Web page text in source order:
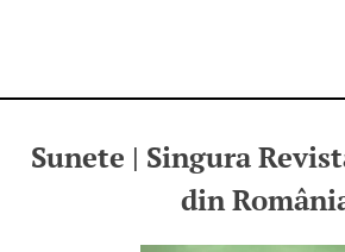
Sunete | Singura
din